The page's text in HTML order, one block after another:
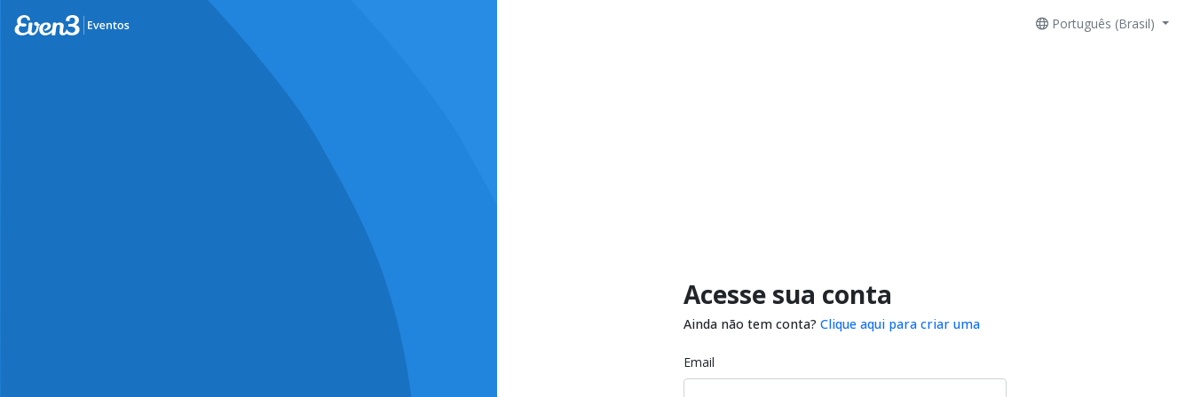
Português (Brasil)
Acesse sua conta
Ainda não tem conta? Clique aqui para criar uma
Email